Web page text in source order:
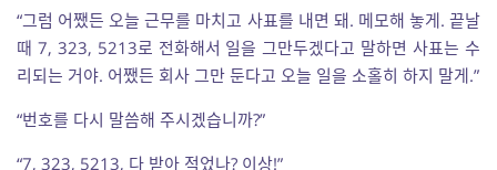
“그럼 어쨌든 오늘 근무를 마치고 사표를 내면 돼. 메모해 놓게. 끝날
때 7, 323, 5213로 전화해서 일을 그만두겠다고 말하면 사표는 수
리되는 거야. 어쨌든 회사 그만 둔다고 오늘 일을 소홀히 하지 말게.”
“번호를 다시 말씀해 주시겠습니까?”
“7, 323, 5213, 다 받아 적었나? 이상!”